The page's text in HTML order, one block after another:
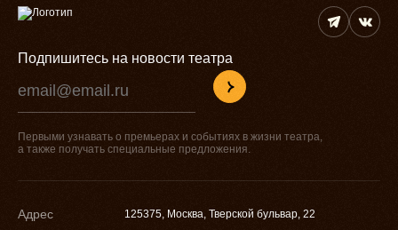
Подпишитесь на новости театра
Первыми узнавать о премьерах и событиях в жизни театра,
а также получать специальные предложения.
Адрес 125375, Москва, Тверской бульвар, 22